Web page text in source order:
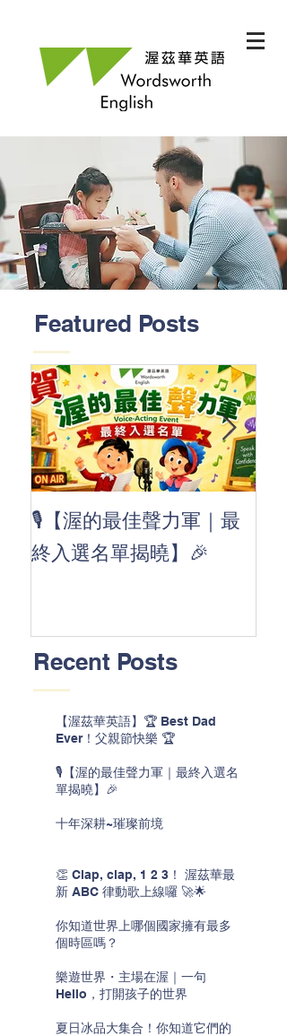
Featured Posts
🎙️【渥的最佳聲力軍｜最
終入選名單揭曉】🎉
Recent Posts
【渥茲華英語】🏆 Best Dad
Ever！父親節快樂 🏆
🎙️【渥的最佳聲力軍｜最終入選名
單揭曉】🎉
十年深耕~璀璨前境
👏 Clap, clap, 1 2 3！ 渥茲華最
新 ABC 律動歌上線囉 🚀🌟
你知道世界上哪個國家擁有最多
個時區嗎？
樂遊世界・主場在渥｜一句
Hello，打開孩子的世界
夏日冰品大集合！你知道它們的